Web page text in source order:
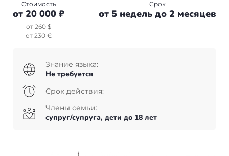
Знание языка:
Не требуется
Срок действия:
Члены семьи:
супруг/супруга, дети до 18 лет
Стоимость
от 20 000 ₽
от 260 $
от 230 €
Срок
от 5 недель до 2 месяцев
Болгария
Венгрия
Америка
Аргентина
Другие страны
Франция
Испания
Венгрия
Турция
Черногория
Пишем в СМИ
Отзывы
+7(499)938-68-05